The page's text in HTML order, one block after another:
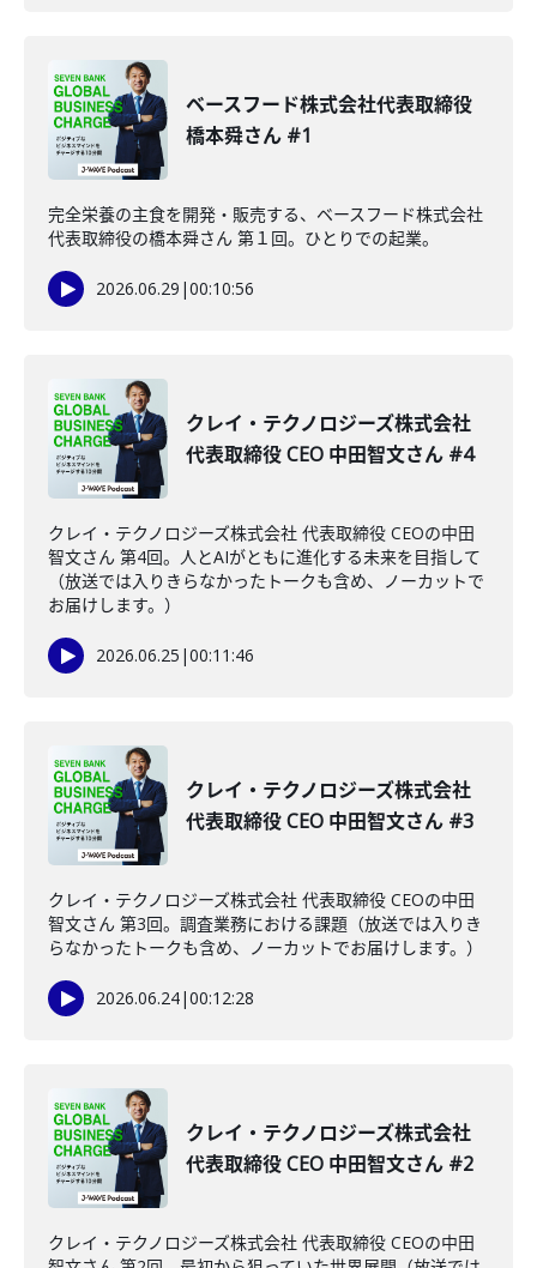
ベースフード株式会社代表取締役
橋本舜さん #1
完全栄養の主食を開発・販売する、ベースフード株式会社
代表取締役の橋本舜さん 第１回。ひとりでの起業。
2026.06.29 |00:10:56
クレイ・テクノロジーズ株式会社
代表取締役 CEO 中田智文さん #4
クレイ・テクノロジーズ株式会社 代表取締役 CEOの中田
智文さん 第4回。人とAIがともに進化する未来を目指して
（放送では入りきらなかったトークも含め、ノーカットで
お届けします。）
2026.06.25 |00:11:46
クレイ・テクノロジーズ株式会社
代表取締役 CEO 中田智文さん #3
クレイ・テクノロジーズ株式会社 代表取締役 CEOの中田
智文さん 第3回。調査業務における課題（放送では入りき
らなかったトークも含め、ノーカットでお届けします。）
2026.06.24|00:12:28
クレイ・テクノロジーズ株式会社
代表取締役 CEO 中田智文さん #2
クレイ・テクノロジーズ株式会社 代表取締役 CEOの中田